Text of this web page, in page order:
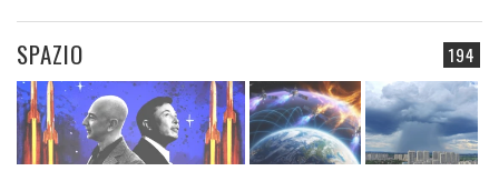
194
SPAZIO